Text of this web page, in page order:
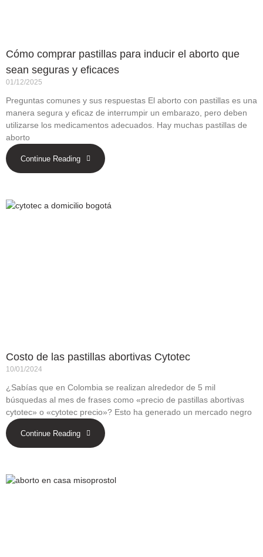
Cómo comprar pastillas para inducir el aborto que
sean seguras y eficaces
01/12/2025
Preguntas comunes y sus respuestas El aborto con pastillas es una
manera segura y eficaz de interrumpir un embarazo, pero deben
utilizarse los medicamentos adecuados. Hay muchas pastillas de
aborto
Continue Reading
Costo de las pastillas abortivas Cytotec
10/01/2024
¿Sabías que en Colombia se realizan alrededor de 5 mil
búsquedas al mes de frases como «precio de pastillas abortivas
cytotec» o «cytotec precio»? Esto ha generado un mercado negro
Continue Reading